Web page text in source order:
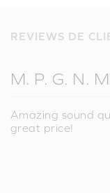
REVIEWS DE
M. P. G. N.
Amazing sound
great price!